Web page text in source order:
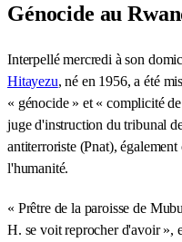
Génocide au
Interpellé mercredi à son
Hitayezu, né en 1956, a été
« génocide » et « complicité
juge d'instruction du tribunal
antiterroriste (Pnat),
l'humanité.
« Prêtre de la paroisse de
H. se voit reprocher d'avoir »,